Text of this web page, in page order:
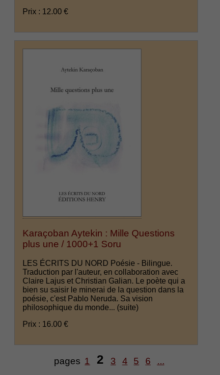
Prix : 12.00 €
Karaçoban Aytekin : Mille Questions
plus une / 1000+1 Soru
LES ÉCRITS DU NORD Poésie - Bilingue.
Traduction par l'auteur, en collaboration avec
Claire Lajus et Christian Galian. Le poète qui a
bien su saisir le minerai de la question dans la
poésie, c'est Pablo Neruda. Sa vision
philosophique du monde... (suite)
Prix : 16.00 €
pages 1 2 3 4 5 6 ...